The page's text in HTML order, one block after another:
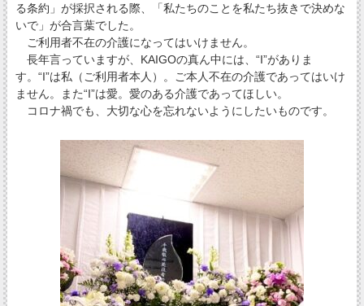
る条約」が採択される際、「私たちのことを私たち抜きで決めな
いで」が合言葉でした。
ご利用者不在の介護になってはいけません。
長年言っていますが、KAIGOの真ん中には、“I”がありま
す。“I”は私（ご利用者本人）。ご本人不在の介護であってはいけ
ません。また“I”は愛。愛のある介護であってほしい。
コロナ禍でも、大切な心を忘れないようにしたいものです。